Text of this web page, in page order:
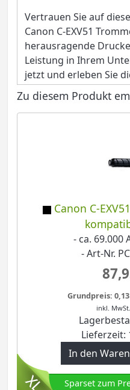
Vertrauen Sie auf
Canon C-EXV51
herausragende
Leistung in Ihrem
jetzt und erleben Sie
Zu diesem Produkt
Canon C-
- ca. 69.000
- Art-Nr.
Grundpreis:
inkl. MwSt.
Lieferzeit:
In den
Sparset zum